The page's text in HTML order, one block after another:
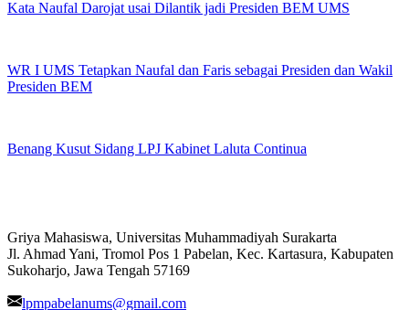
Kata Naufal Darojat usai Dilantik jadi Presiden BEM UMS
WR I UMS Tetapkan Naufal dan Faris sebagai Presiden dan Wakil
Presiden BEM
Benang Kusut Sidang LPJ Kabinet Laluta Continua
Griya Mahasiswa, Universitas Muhammadiyah Surakarta
Jl. Ahmad Yani, Tromol Pos 1 Pabelan, Kec. Kartasura, Kabupaten
Sukoharjo, Jawa Tengah 57169
lpmpabelanums@gmail.com